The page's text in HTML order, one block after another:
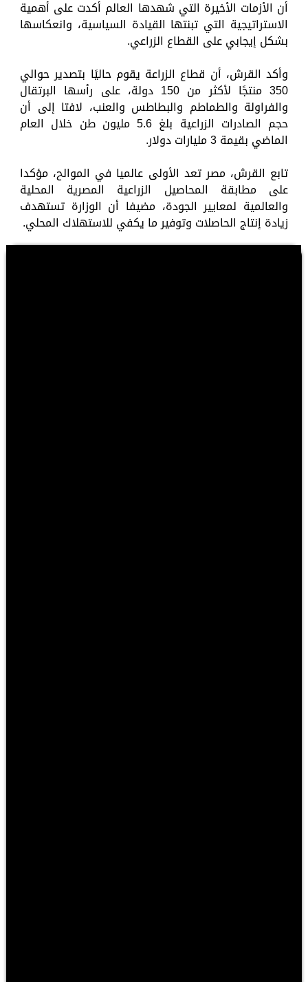
أن الأزمات الأخيرة التي شهدها العالم أكدت على أهمية
الاستراتيجية التي تبنتها القيادة السياسية، وانعكاسها
بشكل إيجابي على القطاع الزراعي.
وأكد القرش، أن قطاع الزراعة يقوم حاليًا بتصدير حوالي
350 منتجًا لأكثر من 150 دولة، على رأسها البرتقال
والفراولة والطماطم والبطاطس والعنب، لافتا إلى أن
حجم الصادرات الزراعية بلغ 5.6 مليون طن خلال العام
الماضي بقيمة 3 مليارات دولار.
تابع القرش، مصر تعد الأولى عالميا في الموالح، مؤكدا
على مطابقة المحاصيل الزراعية المصرية المحلية
والعالمية لمعايير الجودة، مضيفا أن الوزارة تستهدف
زيادة إنتاج الحاصلات وتوفير ما يكفي للاستهلاك المحلي.